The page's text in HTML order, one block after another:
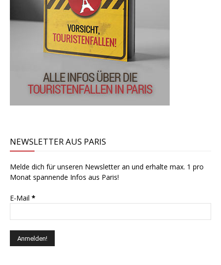
NEWSLETTER AUS PARIS
Melde dich für unseren Newsletter an und erhalte max. 1 pro
Monat spannende Infos aus Paris!
E-Mail *